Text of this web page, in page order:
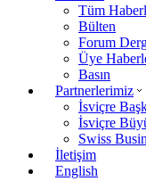
Tüm
Bülten
Forum
Üye
Basın
Partnerlerimiz
İsviçre
İsviçre
Swiss
İletişim
English